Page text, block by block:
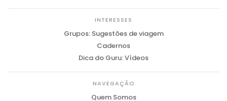
INTERESSES
Grupos: Sugestões de viagem
Cadernos
Dica do Guru: Vídeos
NAVEGAÇÃO
Quem Somos